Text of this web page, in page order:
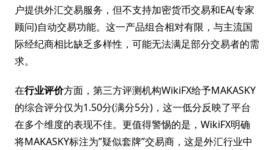
户提供外汇交易服务，但不支持加密货币交易和EA(专家
顾问)自动交易功能。这一产品组合相对有限，与主流国
际经纪商相比缺乏多样性，可能无法满足部分交易者的需
求。
在行业评价方面，第三方评测机构WikiFX给予MAKASKY
的综合评分仅为1.50分(满分5分)，这一低分反映了平台
在多个维度的表现不佳。更值得警惕的是，WikiFX明确
将MAKASKY标注为”疑似套牌”交易商，这是外汇行业中